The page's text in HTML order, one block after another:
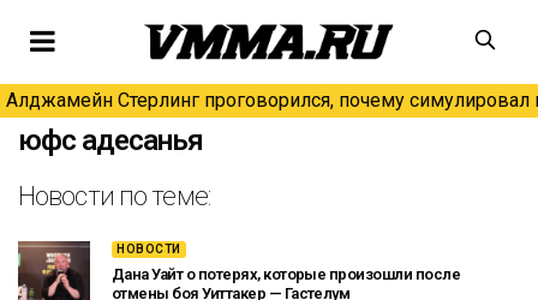
Алджамейн Стерлинг проговорился, почему симулировал
юфс адесанья
Новости по теме:
НОВОСТИ
Дана Уайт о потерях, которые произошли после
отмены боя Уиттакер — Гастелум